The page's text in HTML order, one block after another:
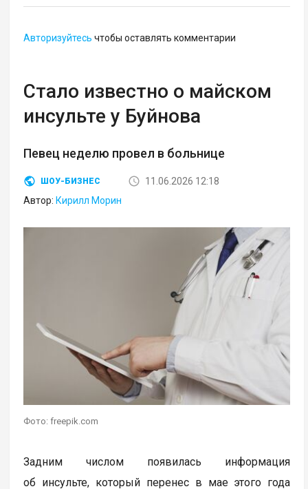
Авторизуйтесь чтобы оставлять комментарии
Стало известно о майском
инсульте у Буйнова
Певец неделю провел в больнице
ШОУ-БИЗНЕС
11.06.2026 12:18
Автор: Кирилл Морин
Фото: freepik.com
Задним числом появилась информация
об инсульте, который перенес в мае этого года